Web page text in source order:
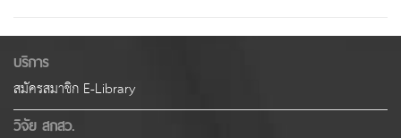
บริการ
สมัครสมาชิก E-Library
วิจัย สกสว.